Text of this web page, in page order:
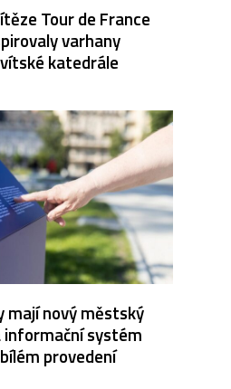
Tour de France
varhany
katedrále
mají nový městský
informační systém
provedení